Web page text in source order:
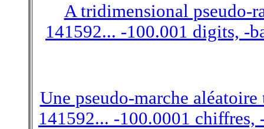
A tridimensional pseudo-
141592... -100.001 digits, -
Une pseudo-marche
141592... -100.0001 chiffres,